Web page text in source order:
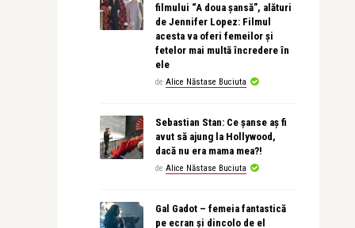
filmului “A doua șansă”, alături
de Jennifer Lopez: Filmul
acesta va oferi femeilor și
fetelor mai multă încredere în
ele
de Alice Năstase Buciuta
Sebastian Stan: Ce șanse aș fi
avut să ajung la Hollywood,
dacă nu era mama mea?!
de Alice Năstase Buciuta
Gal Gadot – femeia fantastică
pe ecran și dincolo de el